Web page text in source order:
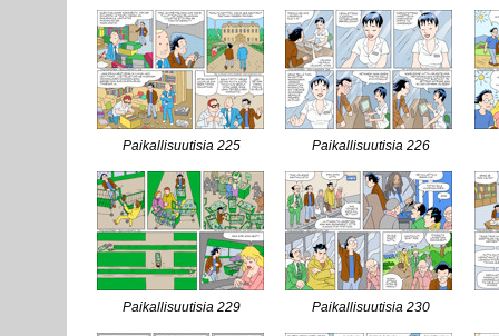
Paikallisuutisia 225 Paikallisuutisia 226
Paikallisuutisia 229 Paikallisuutisia 230